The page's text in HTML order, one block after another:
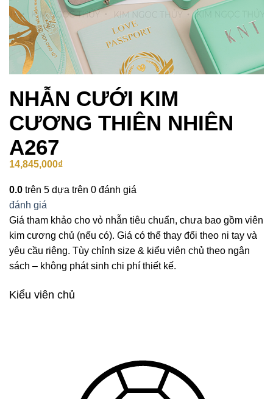
NHẪN CƯỚI KIM
CƯƠNG THIÊN NHIÊN
A267
14,845,000₫
0.0 trên 5 dựa trên 0 đánh giá
đánh giá
Giá tham khảo cho vỏ nhẫn tiêu chuẩn, chưa bao gồm viên
kim cương chủ (nếu có). Giá có thể thay đổi theo ni tay và
yêu cầu riêng. Tùy chỉnh size & kiểu viên chủ theo ngân
sách – không phát sinh chi phí thiết kế.
Kiểu viên chủ